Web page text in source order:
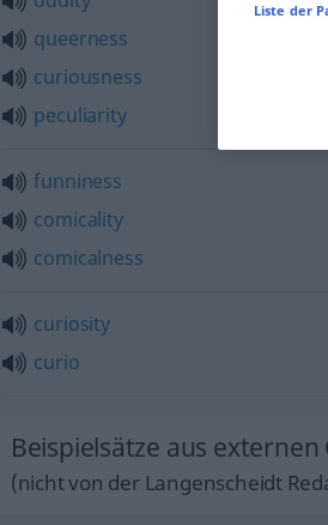
queerness
curiousness
peculiarity
funniness
comicality
comicalness
curiosity
curio
Beispielsätze aus
(nicht von der Langenscheidt
Liste der